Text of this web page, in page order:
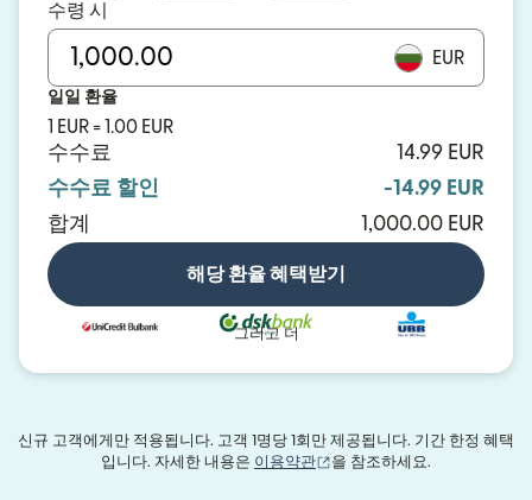
수령 시
EUR
일일 환율
1 EUR = 1.00 EUR
수수료
14.99 EUR
수수료 할인
-14.99 EUR
합계
1,000.00 EUR
해당 환율 혜택받기
그리고 더
신규 고객에게만 적용됩니다. 고객 1명당 1회만 제공됩니다. 기간 한정 혜택
입니다. 자세한 내용은 이용약관 (새 창에서 열림)
을 참조하세요.